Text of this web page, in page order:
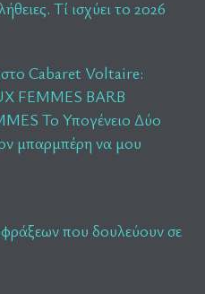
Τί ισχύει το 2026
Cabaret Voltaire:
FEMMES BARB
Το Υπογένειο Δύο
μπαρμπέρη να μου
που δουλεύουν σε